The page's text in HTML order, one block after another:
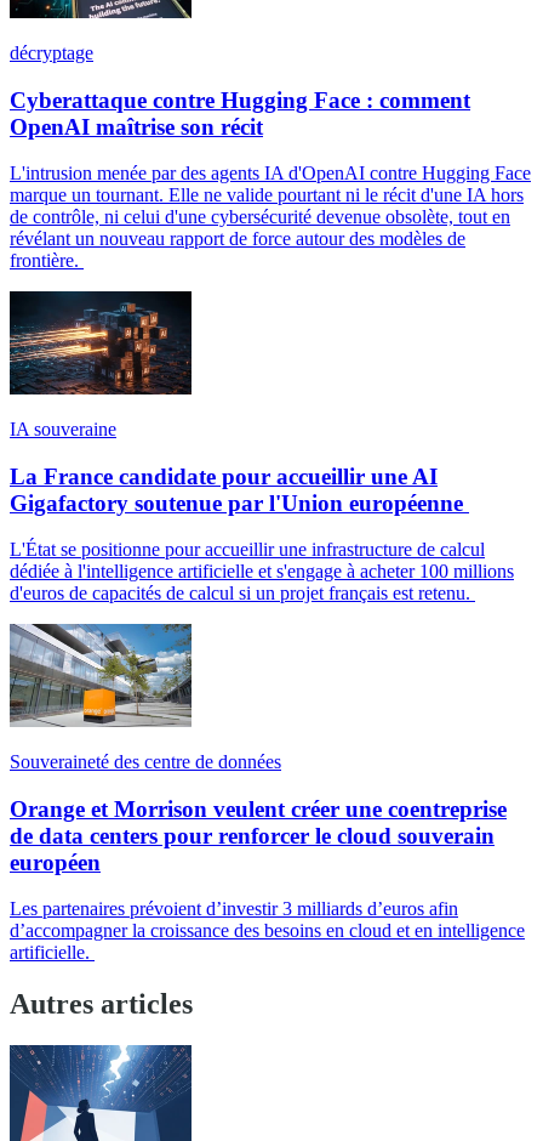
décryptage
Cyberattaque contre Hugging Face : comment
OpenAI maîtrise son récit
L'intrusion menée par des agents IA d'OpenAI contre Hugging Face
marque un tournant. Elle ne valide pourtant ni le récit d'une IA hors
de contrôle, ni celui d'une cybersécurité devenue obsolète, tout en
révélant un nouveau rapport de force autour des modèles de
frontière.
IA souveraine
La France candidate pour accueillir une AI
Gigafactory soutenue par l'Union européenne
L'État se positionne pour accueillir une infrastructure de calcul
dédiée à l'intelligence artificielle et s'engage à acheter 100 millions
d'euros de capacités de calcul si un projet français est retenu.
Souveraineté des centre de données
Orange et Morrison veulent créer une coentreprise
de data centers pour renforcer le cloud souverain
européen
Les partenaires prévoient d’investir 3 milliards d’euros afin
d’accompagner la croissance des besoins en cloud et en intelligence
artificielle.
Autres articles